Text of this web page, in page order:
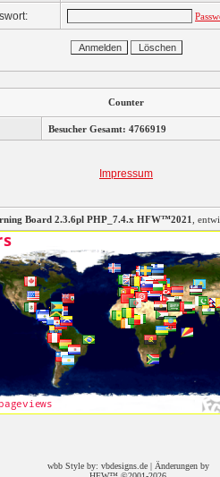
Counter
Besucher Gesamt: 4766919
Impressum
Board 2.3.6pl PHP_7.4.x HFW™2021 ,
wbb Style by: vbdesigns.de | Änderungen by